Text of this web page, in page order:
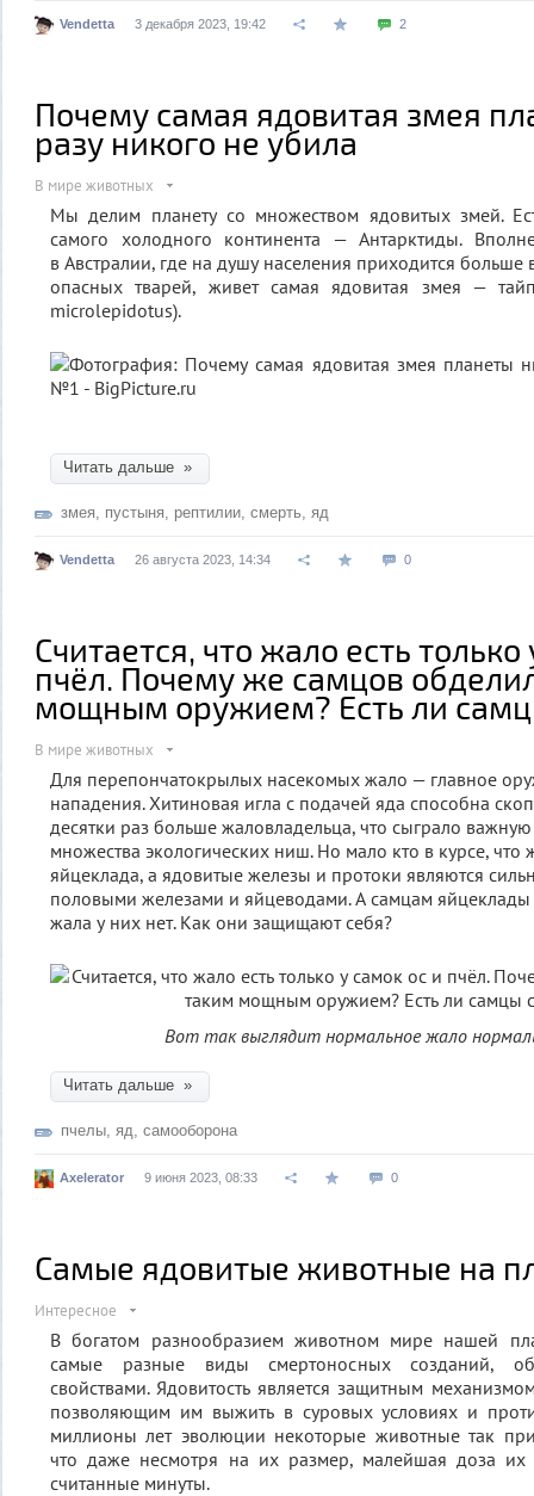
Vendetta 3 декабря 2023, 19:42 2
Почему самая ядовитая змея
разу никого не убила
В мире животных
Мы делим планету со множеством ядовитых змей.
самого холодного континента — Антарктиды.
в Австралии, где на душу населения приходится больше
опасных тварей, живет самая ядовитая змея —
microlepidotus).
Читать дальше »
змея, пустыня, рептилии, смерть, яд
Vendetta 26 августа 2023, 14:34 0
Считается, что жало есть только
пчёл. Почему же самцов
мощным оружием? Есть ли
В мире животных
Для перепончатокрылых насекомых жало — главное
нападения. Хитиновая игла с подачей яда способна
десятки раз больше жаловладельца, что сыграло важную
множества экологических ниш. Но мало кто в курсе,
яйцеклада, а ядовитые железы и протоки являются
половыми железами и яйцеводами. А самцам
жала у них нет. Как они защищают себя?
Вот так выглядит нормальное жало
Читать дальше »
пчелы, яд, самооборона
Axelerator 9 июня 2023, 08:33 0
Самые ядовитые животные на
Интересное
В богатом разнообразием животном мире нашей
самые разные виды смертоносных созданий,
свойствами. Ядовитость является защитным
позволяющим им выжить в суровых условиях и
миллионы лет эволюции некоторые животные так
что даже несмотря на их размер, малейшая доза их
считанные минуты.